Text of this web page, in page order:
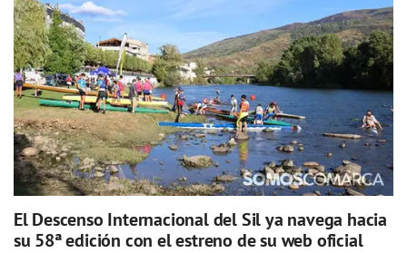
El Descenso Internacional del Sil ya navega hacia
su 58ª edición con el estreno de su web oficial